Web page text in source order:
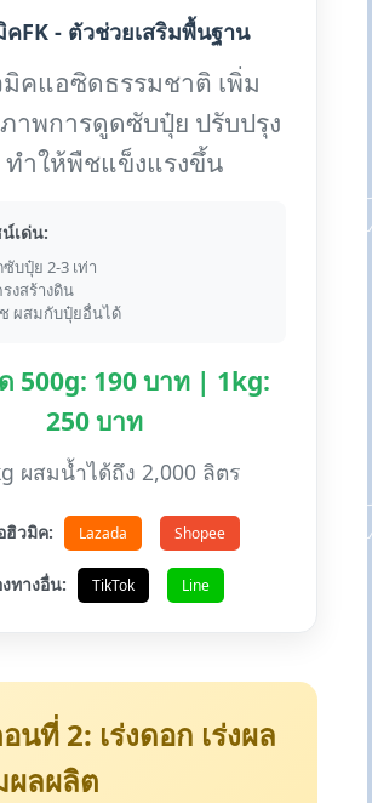
คFK - ตัวช่วยเสริมพื้นฐาน
คแอซิดธรรมชาติ เพิ่ม
าพการดูดซับปุ๋ย ปรับปรุง
ำให้พืชแข็งแรงขึ้น
เด่น:
บปุ๋ย 2-3 เท่า
งสร้างดิน
ผสมกับปุ๋ยอื่นได้
500g: 190 บาท | 1kg:
250 บาท
ผสมน้ำได้ถึง 2,000 ลิตร
ฮิวมิค: Lazada Shopee
ทางอื่น: TikTok Line
นที่ 2: เร่งดอก เร่งผล
ผลผลิต